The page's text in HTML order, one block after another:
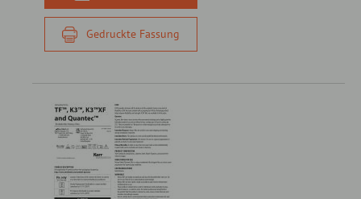
Gedruckte Fassung